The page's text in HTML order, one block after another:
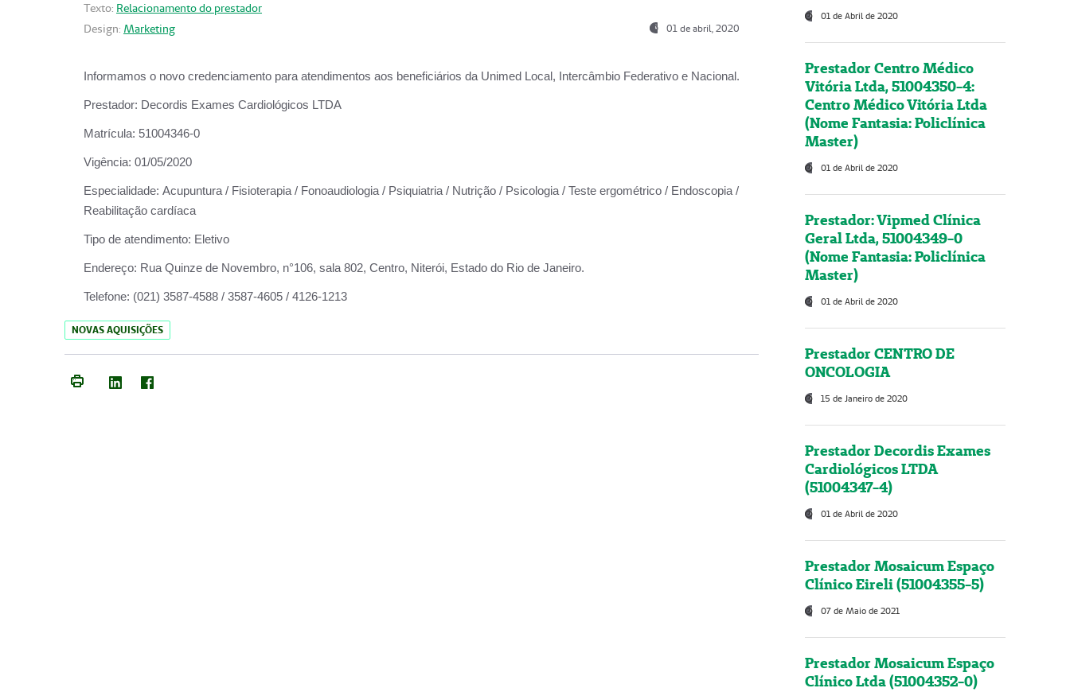
Texto: Relacionamento do prestador
Design: Marketing 01 de abril, 2020
Informamos o novo credenciamento para atendimentos aos beneficiários da Unimed Local, Intercâmbio Federativo e Nacional.
Prestador: Decordis Exames Cardiológicos LTDA
Matrícula: 51004346-0
Vigência: 01/05/2020
Especialidade: Acupuntura / Fisioterapia / Fonoaudiologia / Psiquiatria / Nutrição / Psicologia / Teste ergométrico / Endoscopia /
Reabilitação cardíaca
Tipo de atendimento: Eletivo
Endereço: Rua Quinze de Novembro, n°106, sala 802, Centro, Niterói, Estado do Rio de Janeiro.
Telefone: (021) 3587-4588 / 3587-4605 / 4126-1213
NOVAS AQUISIÇÕES
01 de Abril de 2020
Prestador Centro Médico
Vitória Ltda, 51004350-4:
Centro Médico Vitória Ltda
(Nome Fantasia: Policlínica
Master)
01 de Abril de 2020
Prestador: Vipmed Clínica
Geral Ltda, 51004349-0
(Nome Fantasia: Policlínica
Master)
01 de Abril de 2020
Prestador CENTRO DE
ONCOLOGIA
15 de Janeiro de 2020
Prestador Decordis Exames
Cardiológicos LTDA
(51004347-4)
01 de Abril de 2020
Prestador Mosaicum Espaço
Clínico Eireli (51004355-5)
07 de Maio de 2021
Prestador Mosaicum Espaço
Clínico Ltda (51004352-0)